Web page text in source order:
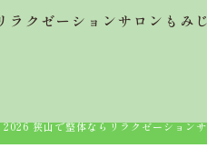
ラクゼーションサロンもみ
狭山で整体ならリラクゼーショ